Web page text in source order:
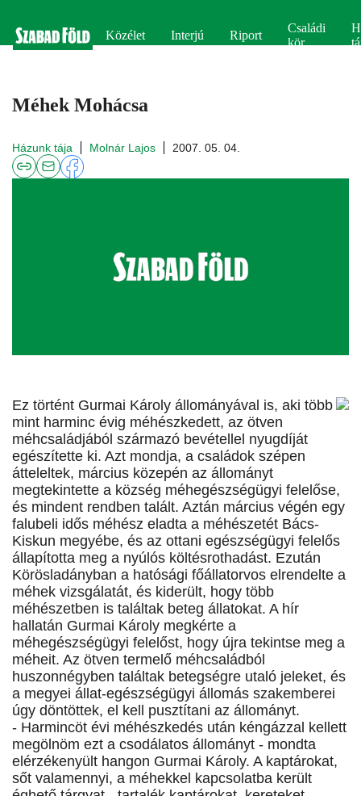
Közélet Interjú Riport
Családi
kör
Méhek Mohácsa
Házunk tája Molnár Lajos 2007. 05. 04.
Ez történt Gurmai Károly állományával is, aki több
mint harminc évig méhészkedett, az ötven
méhcsaládjából származó bevétellel nyugdíját
egészítette ki. Azt mondja, a családok szépen
átteleltek, március közepén az állományt
megtekintette a község méhegészségügyi felelőse,
és mindent rendben talált. Aztán március végén egy
falubeli idős méhész eladta a méhészetét Bács-
Kiskun megyébe, és az ottani egészségügyi felelős
állapította meg a nyúlós költésrothadást. Ezután
Körösladányban a hatósági főállatorvos elrendelte a
méhek vizsgálatát, és kiderült, hogy több
méhészetben is találtak beteg állatokat. A hír
hallatán Gurmai Károly megkérte a
méhegészségügyi felelőst, hogy újra tekintse meg a
méheit. Az ötven termelő méhcsaládból
huszonnégyben találtak betegségre utaló jeleket, és
a megyei állat-egészségügyi állomás szakemberei
úgy döntöttek, el kell pusztítani az állományt.
- Harmincöt évi méhészkedés után kéngázzal kellett
megölnöm ezt a csodálatos állományt - mondta
elérzékenyült hangon Gurmai Károly. A kaptárokat,
sőt valamennyi, a méhekkel kapcsolatba került